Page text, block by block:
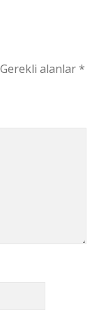
Gerekli alanlar*